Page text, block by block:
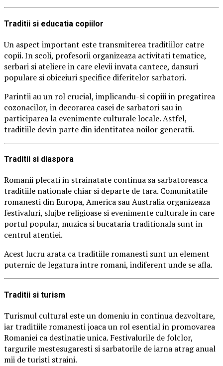
Traditii si educatia copiilor
Un aspect important este transmiterea traditiilor catre
copii. In scoli, profesorii organizeaza activitati tematice,
serbari si ateliere in care elevii invata cantece, dansuri
populare si obiceiuri specifice diferitelor sarbatori.
Parintii au un rol crucial, implicandu-si copiii in pregatirea
cozonacilor, in decorarea casei de sarbatori sau in
participarea la evenimente culturale locale. Astfel,
traditiile devin parte din identitatea noilor generatii.
Traditii si diaspora
Romanii plecati in strainatate continua sa sarbatoreasca
traditiile nationale chiar si departe de tara. Comunitatile
romanesti din Europa, America sau Australia organizeaza
festivaluri, slujbe religioase si evenimente culturale in care
portul popular, muzica si bucataria traditionala sunt in
centrul atentiei.
Acest lucru arata ca traditiile romanesti sunt un element
puternic de legatura intre romani, indiferent unde se afla.
Traditii si turism
Turismul cultural este un domeniu in continua dezvoltare,
iar traditiile romanesti joaca un rol esential in promovarea
Romaniei ca destinatie unica. Festivalurile de folclor,
targurile mestesugaresti si sarbatorile de iarna atrag anual
mii de turisti straini.